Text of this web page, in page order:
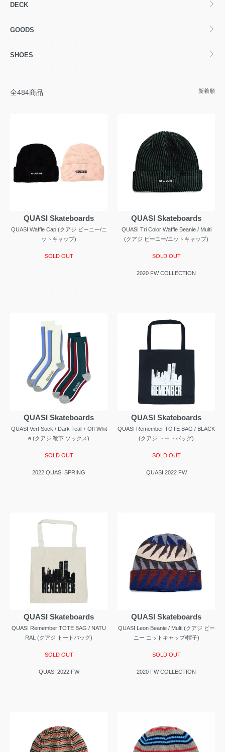
DECK
GOODS
SHOES
全484商品 新着順
QUASI Skateboards
QUASI Waffle Cap (クアジ ビーニー/ニ
ットキャップ)
SOLD OUT
QUASI Skateboards
QUASI Tri Color Waffle Beanie / Multi
(クアジ ビーニー/ニットキャップ)
SOLD OUT
2020 FW COLLECTION
QUASI Skateboards
QUASI Vert Sock / Dark Teal + Off Whit
e (クアジ 靴下 ソックス)
SOLD OUT
2022 QUASI SPRING
QUASI Skateboards
QUASI Remember TOTE BAG / BLACK
(クアジ トートバッグ)
SOLD OUT
QUASI 2022 FW
QUASI Skateboards
QUASI Remember TOTE BAG / NATU
RAL (クアジ トートバッグ)
SOLD OUT
QUASI 2022 FW
QUASI Skateboards
QUASI Leon Beanie / Multi (クアジ ビー
ニー ニットキャップ/帽子)
SOLD OUT
2020 FW COLLECTION